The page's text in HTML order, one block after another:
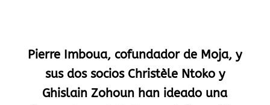
Pierre Imboua, cofundador de Moja, y
sus dos socios Christèle Ntoko y
Ghislain Zohoun han ideado una